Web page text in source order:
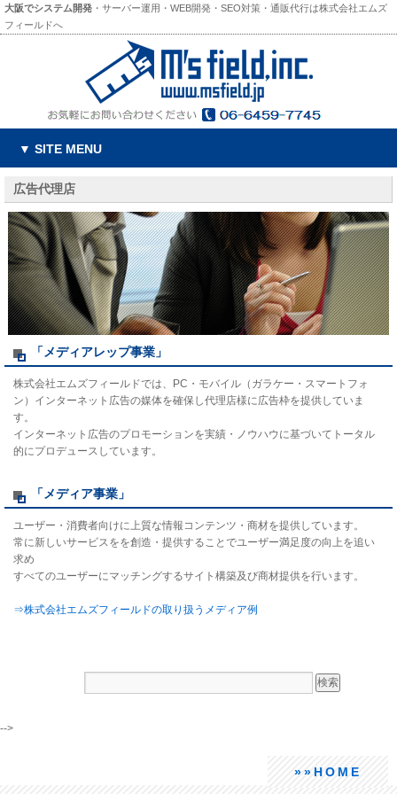
大阪でシステム開発 ・サーバー運用・WEB開発・SEO対策・通販代行は株式会社エムズ
フィールドへ
▼ SITE MENU
広告代理店
「メディアレップ事業」
株式会社エムズフィールドでは、PC・モバイル（ガラケー・スマートフォ
ン）インターネット広告の媒体を確保し代理店様に広告枠を提供していま
す。
インターネット広告のプロモーションを実績・ノウハウに基づいてトータル
的にプロデュースしています。
「メディア事業」
ユーザー・消費者向けに上質な情報コンテンツ・商材を提供しています。
常に新しいサービスをを創造・提供することでユーザー満足度の向上を追い
求め
すべてのユーザーにマッチングするサイト構築及び商材提供を行います。
⇒株式会社エムズフィールドの取り扱うメディア例
-->
»»HOME